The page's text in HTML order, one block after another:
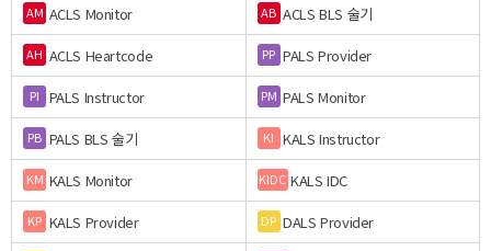
AM ACLS Monitor AB ACLS BLS 술기
AH ACLS Heartcode PP PALS Provider
PI PALS Instructor PM PALS Monitor
PB PALS BLS 술기 KI KALS Instructor
KM KALS Monitor KIDC KALS IDC
KP KALS Provider DP DALS Provider